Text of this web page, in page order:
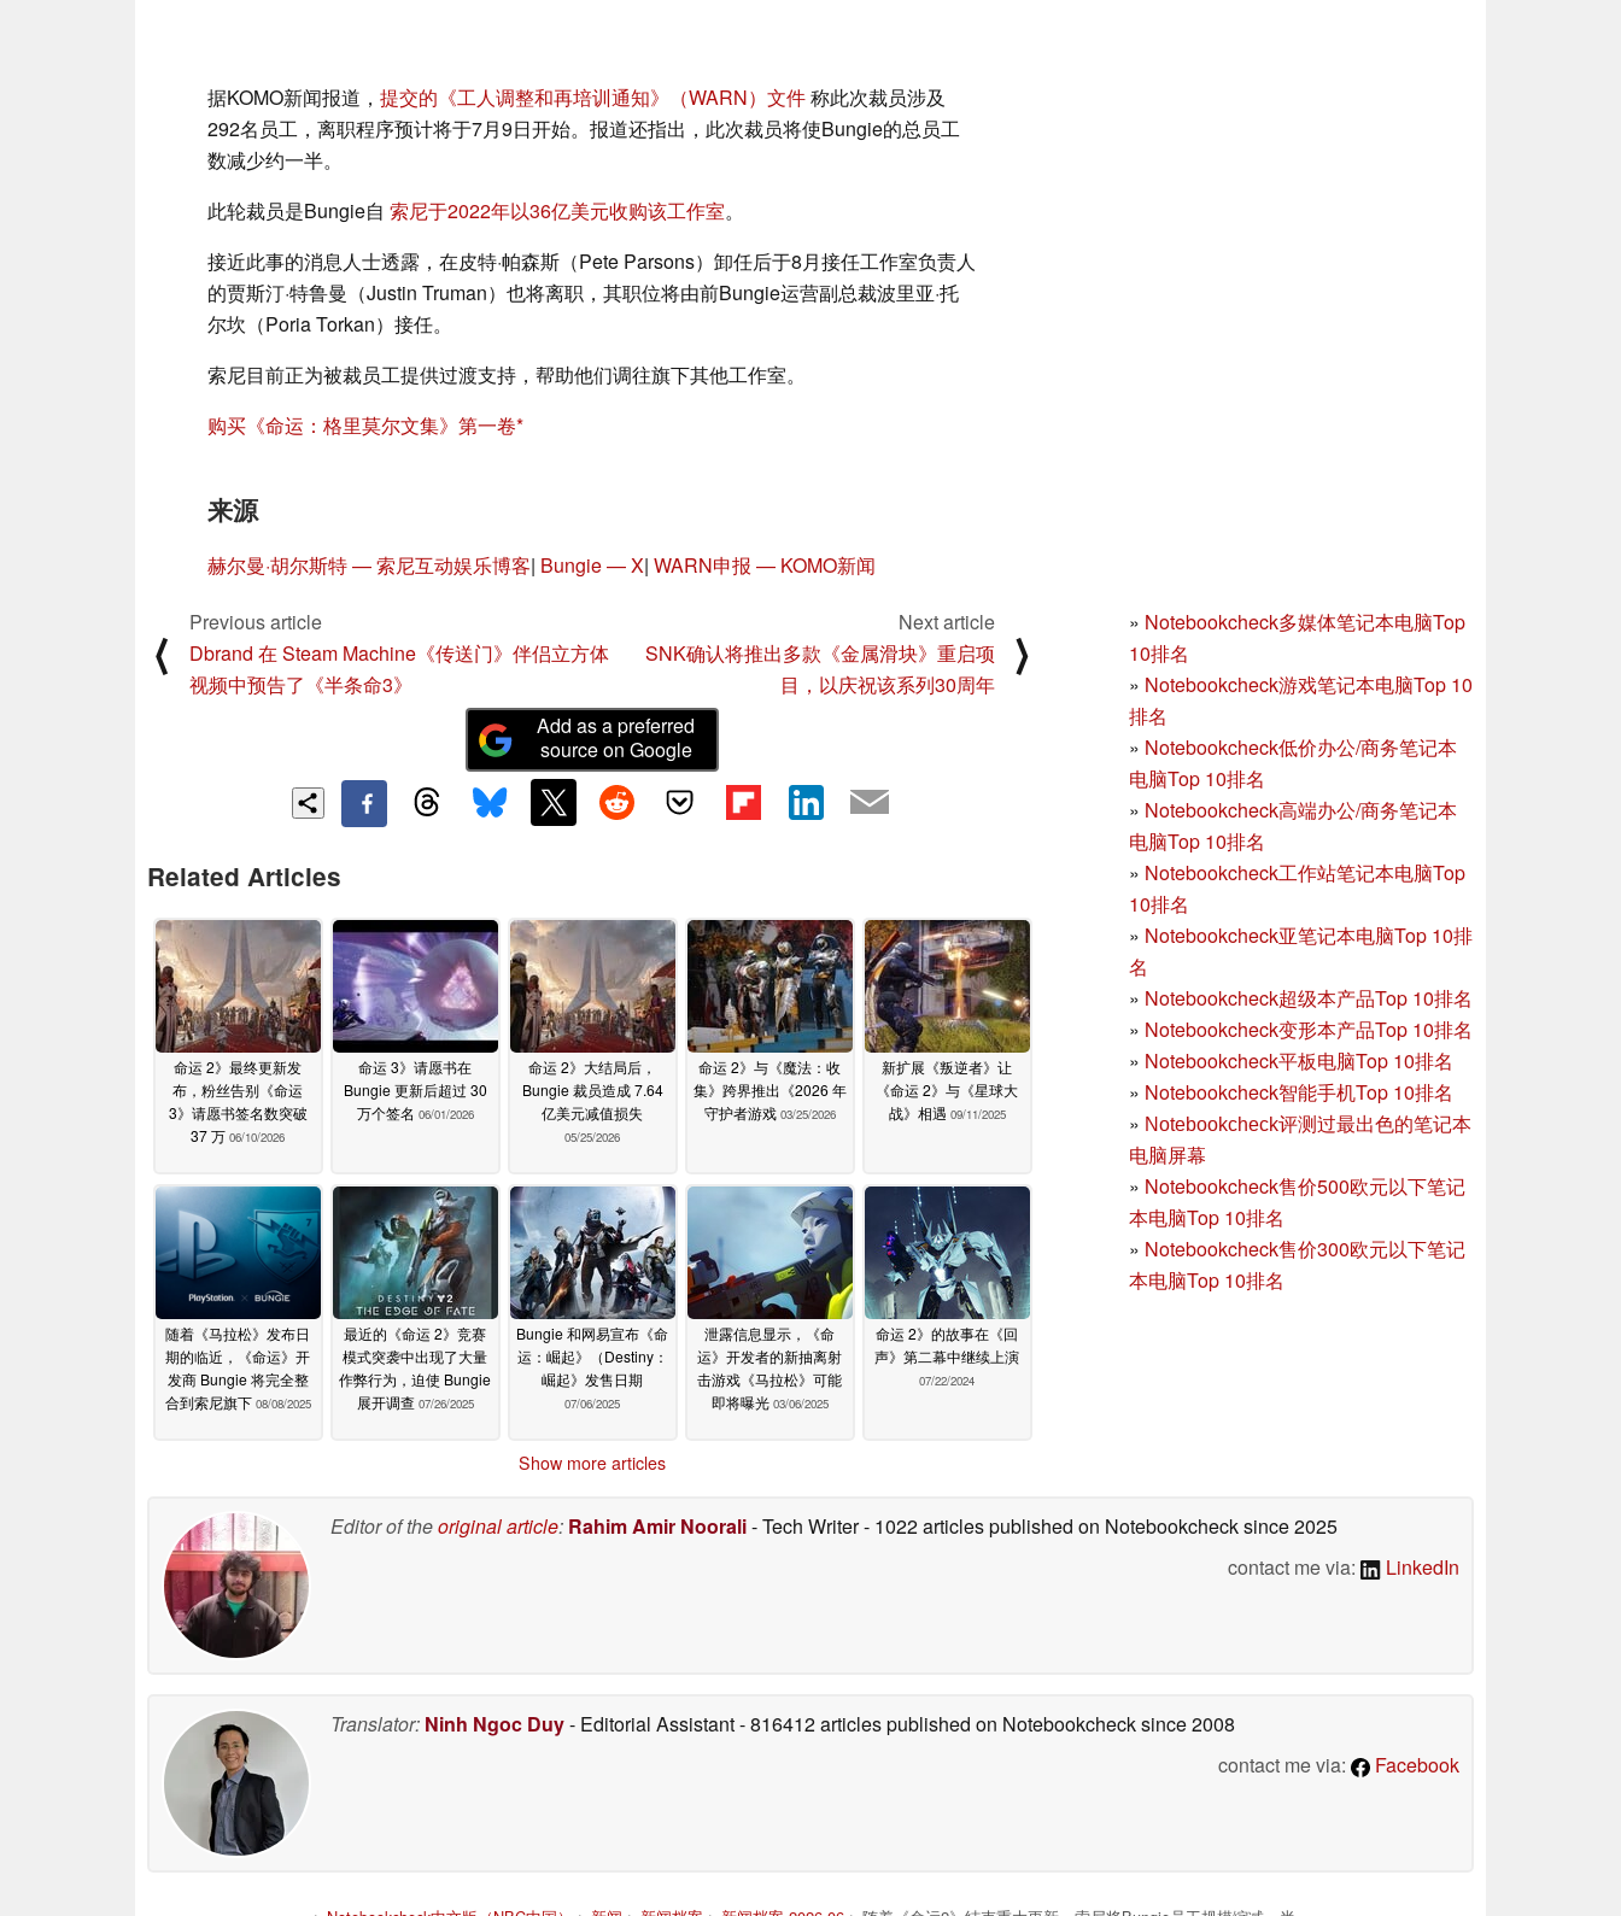
据KOMO新闻报道， 提交的《工人调整和再培训通知》（WARN）文件称此次裁员涉及
292名员工，离职程序预计将于7月9日开始。报道还指出，此次裁员将使Bungie的总员工
数减少约一半。
此轮裁员是Bungie自 索尼于2022年以36亿美元收购该工作室。
接近此事的消息人士透露，在皮特·帕森斯（Pete Parsons）卸任后于8月接任工作室负责人
的贾斯汀·特鲁曼（Justin Truman）也将离职，其职位将由前Bungie运营副总裁波里亚·托
尔坎（Poria Torkan）接任。
索尼目前正为被裁员工提供过渡支持，帮助他们调往旗下其他工作室。
购买《命运：格里莫尔文集》第一卷
来源
赫尔曼·胡尔斯特 — 索尼互动娱乐博客| Bungie — X| WARN申报 — KOMO新闻
» Notebookcheck多媒体笔记本电脑Top
10排名
» Notebookcheck游戏笔记本电脑Top 10
排名
» Notebookcheck低价办公/商务笔记本
电脑Top 10排名
» Notebookcheck高端办公/商务笔记本
电脑Top 10排名
» Notebookcheck工作站笔记本电脑Top
10排名
» Notebookcheck亚笔记本电脑Top 10排
名
» Notebookcheck超级本产品Top 10排名
» Notebookcheck变形本产品Top 10排名
» Notebookcheck平板电脑Top 10排名
» Notebookcheck智能手机Top 10排名
» Notebookcheck评测过最出色的笔记本
电脑屏幕
» Notebookcheck售价500欧元以下笔记
本电脑Top 10排名
» Notebookcheck售价300欧元以下笔记
本电脑Top 10排名
⟨
Previous article
Dbrand 在 Steam Machine《传送门》伴侣立方体
视频中预告了《半条命3》
Next article
SNK确认将推出多款《金属滑块》重启项
目，以庆祝该系列30周年
⟩
Add as a preferred
source on Google
Related Articles
命运 2》最终更新发
布，粉丝告别《命运
3》请愿书签名数突破
37 万 06/10/2026
命运 3》请愿书在
Bungie 更新后超过 30
万个签名 06/01/2026
命运 2》大结局后，
Bungie 裁员造成 7.64
亿美元减值损失
05/25/2026
命运 2》与《魔法：收
集》跨界推出《2026 年
守护者游戏 03/25/2026
新扩展《叛逆者》让
《命运 2》与《星球大
战》相遇 09/11/2025
随着《马拉松》发布日
期的临近，《命运》开
发商 Bungie 将完全整
合到索尼旗下 08/08/2025
最近的《命运 2》竞赛
模式突袭中出现了大量
作弊行为，迫使 Bungie
展开调查 07/26/2025
Bungie 和网易宣布《命
运：崛起》（Destiny：
崛起》发售日期
07/06/2025
泄露信息显示，《命
运》开发者的新抽离射
击游戏《马拉松》可能
即将曝光 03/06/2025
命运 2》的故事在《回
声》第二幕中继续上演
07/22/2024
Show more articles
Editor of theoriginal article: Rahim Amir Noorali- Tech Writer- 1022 articles published on Notebookchecksince 2025
contact me via:
LinkedIn
Translator: Ninh Ngoc Duy- Editorial Assistant- 816412 articles published on Notebookchecksince 2008
contact me via:
Facebook